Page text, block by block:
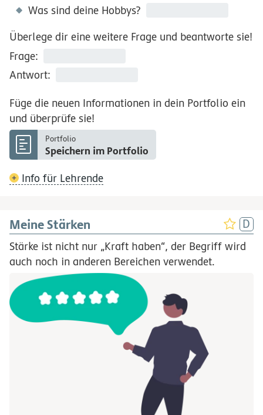
Was sind deine Hobbys?
Überlege dir eine weitere Frage und beantworte sie!
Frage:
Antwort:
Füge die neuen Informationen in dein Portfolio ein
und überprüfe sie!
Portfolio
Speichern im Portfolio
Info für Lehrende
Meine Stärken
Stärke ist nicht nur „Kraft haben“, der Begriff wird
auch noch in anderen Bereichen verwendet.